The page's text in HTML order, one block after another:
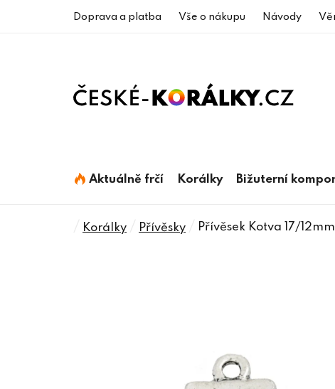
Doprava a platba Vše o nákupu Návody
Aktuálně frčí Korálky Bižuterní
Domů
Korálky Přívěsky Přívěsek Kotva 17/